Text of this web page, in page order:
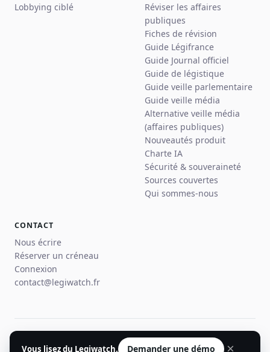
Vous lisez du Legiwatch. Demander une démo ×
Lobbying ciblé
Réviser les affaires
publiques
Fiches de révision
Guide Légifrance
Guide Journal officiel
Guide de légistique
Guide veille parlementaire
Guide veille média
Alternative veille média
(affaires publiques)
Nouveautés produit
Charte IA
Sécurité & souveraineté
Sources couvertes
Qui sommes-nous
CONTACT
Nous écrire
Réserver un créneau
Connexion
contact@legiwatch.fr